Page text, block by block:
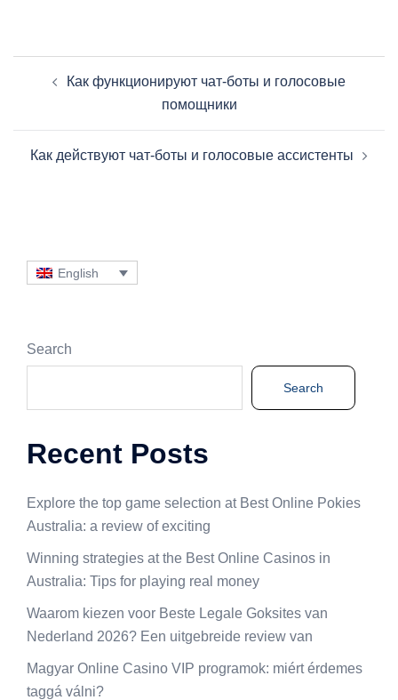
navigation
Как функционируют чат-боты и голосовые
помощники
Как действуют чат-боты и голосовые ассистенты
English
Search
Search
Recent Posts
Explore the top game selection at Best Online Pokies
Australia: a review of exciting
Winning strategies at the Best Online Casinos in
Australia: Tips for playing real money
Waarom kiezen voor Beste Legale Goksites van
Nederland 2026? Een uitgebreide review van
Magyar Online Casino VIP programok: miért érdemes
taggá válni?